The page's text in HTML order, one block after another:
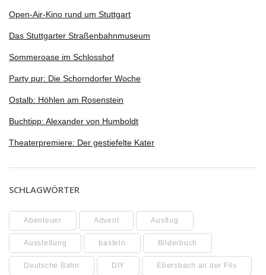
Open-Air-Kino rund um Stuttgart
Das Stuttgarter Straßenbahnmuseum
Sommeroase im Schlosshof
Party pur: Die Schorndorfer Woche
Ostalb: Höhlen am Rosenstein
Buchtipp: Alexander von Humboldt
Theaterpremiere: Der gestiefelte Kater
SCHLAGWÖRTER
Abenteuer Advent Ausflug
Ausstellung basteln Bilderbuch
Deutsche Bahn DIY Ebersbach an der Fils